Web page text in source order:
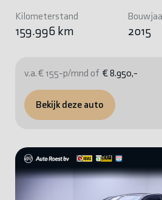
Kilometerstand
159.996 km 2015
v.a. € 155-p/mnd of € 8.950,-
Bekijk deze auto